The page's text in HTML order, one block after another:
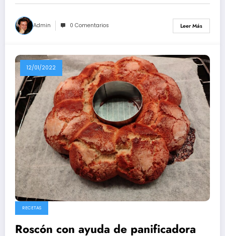
Admin 0 Comentarios Leer Más
12/01/2022
RECETAS
Roscón con ayuda de panificadora